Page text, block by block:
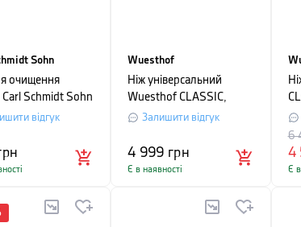
Sohn
очищення
Carl Schmidt Sohn
довжина 7 см,
відгук
Wuesthof
Ніж універсальний
Wuesthof CLASSIC,
довжина 12 см, в
Залишити відгук
4 999 грн
Є в наявності
4
6
Є в